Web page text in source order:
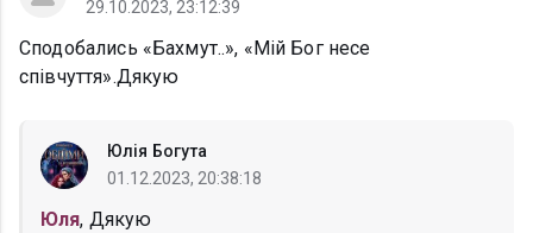
29.10.2023, 23:12:39
Сподобались «Бахмут..», «Мій Бог несе
співчуття».Дякую
Юлія Богута
01.12.2023, 20:38:18
Юля, Дякую